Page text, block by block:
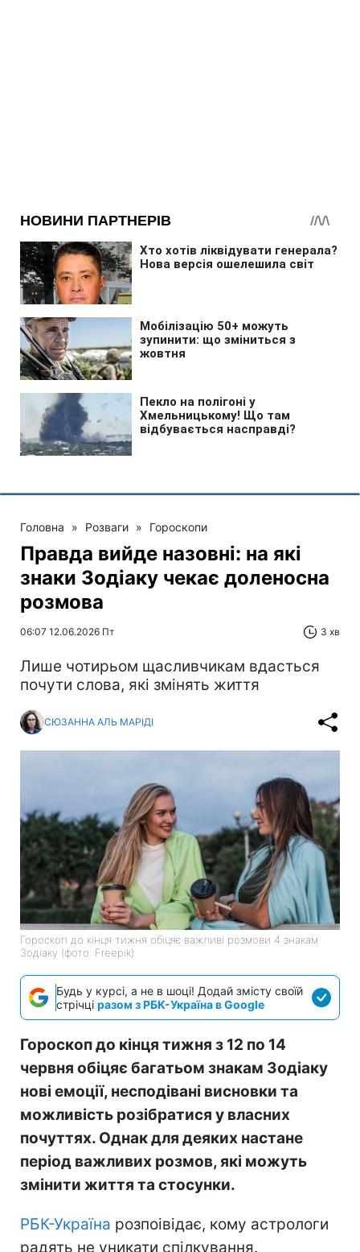
Головна » Розваги » Гороскопи
Правда вийде назовні: на які
знаки Зодіаку чекає доленосна
розмова
06:07 12.06.2026 Пт 3 хв
Лише чотирьом щасливчикам вдасться
почути слова, які змінять життя
СЮЗАННА АЛЬ МАРІДІ
Гороскоп до кінця тижня обіцяє важливі розмови 4 знакам
Зодіаку (фото: Freepik)
Будь у курсі, а не в шоці! Додай змісту своїй
стрічці разом з РБК-Україна в Google
Гороскоп до кінця тижня з 12 по 14
червня обіцяє багатьом знакам Зодіаку
нові емоції, несподівані висновки та
можливість розібратися у власних
почуттях. Однак для деяких настане
період важливих розмов, які можуть
змінити життя та стосунки.
РБК-Україна розпоівідає, кому астрологи
радять не уникати спілкування.